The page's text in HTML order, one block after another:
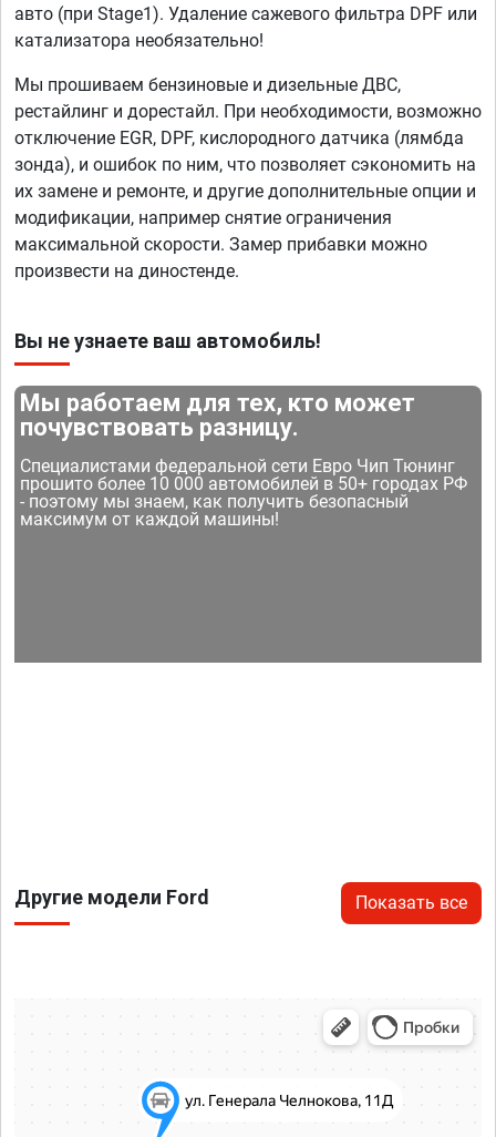
авто (при Stage1). Удаление сажевого фильтра DPF или
катализатора необязательно!
Мы прошиваем бензиновые и дизельные ДВС,
рестайлинг и дорестайл. При необходимости, возможно
отключение EGR, DPF, кислородного датчика (лямбда
зонда), и ошибок по ним, что позволяет сэкономить на
их замене и ремонте, и другие дополнительные опции и
модификации, например снятие ограничения
максимальной скорости. Замер прибавки можно
произвести на диностенде.
Вы не узнаете ваш автомобиль!
Мы работаем для тех, кто может
почувствовать разницу.
Специалистами федеральной сети Евро Чип Тюнинг
прошито более 10 000 автомобилей в 50+ городах РФ
- поэтому мы знаем, как получить безопасный
максимум от каждой машины!
Другие модели Ford Показать все